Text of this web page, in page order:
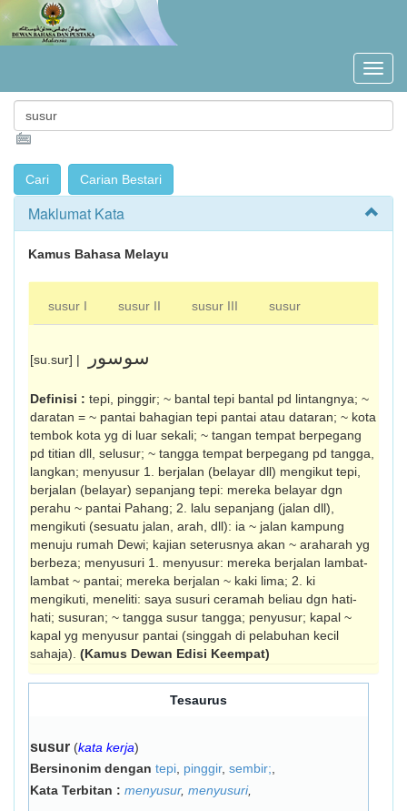
Maklumat Kata
Kamus Bahasa Melayu
susur I susur II susur III susur
[su.sur] | سوسور
Definisi : tepi, pinggir; ~ bantal tepi bantal pd lintangnya; ~
daratan = ~ pantai bahagian tepi pantai atau dataran; ~ kota
tembok kota yg di luar sekali; ~ tangan tempat berpegang
pd titian dll, selusur; ~ tangga tempat berpegang pd tangga,
langkan; menyusur 1. berjalan (belayar dll) mengikut tepi,
berjalan (belayar) sepanjang tepi: mereka belayar dgn
perahu ~ pantai Pahang; 2. lalu sepanjang (jalan dll),
mengikuti (sesuatu jalan, arah, dll): ia ~ jalan kampung
menuju rumah Dewi; kajian seterusnya akan ~ arah­arah yg
berbeza; menyusuri 1. menyusur: mereka berjalan lambat-
lambat ~ pantai; mereka berjalan ~ kaki lima; 2. ki
mengikuti, meneliti: saya susuri ceramah beliau dgn hati-
hati; susuran; ~ tangga susur tangga; penyusur; kapal ~
kapal yg menyusur pantai (singgah di pelabuhan kecil
sahaja). (Kamus Dewan Edisi Keempat)
Tesaurus
susur (kata kerja)
Bersinonim dengan tepi pinggir, sembir;
Kata Terbitan : menyusur, menyusuri,